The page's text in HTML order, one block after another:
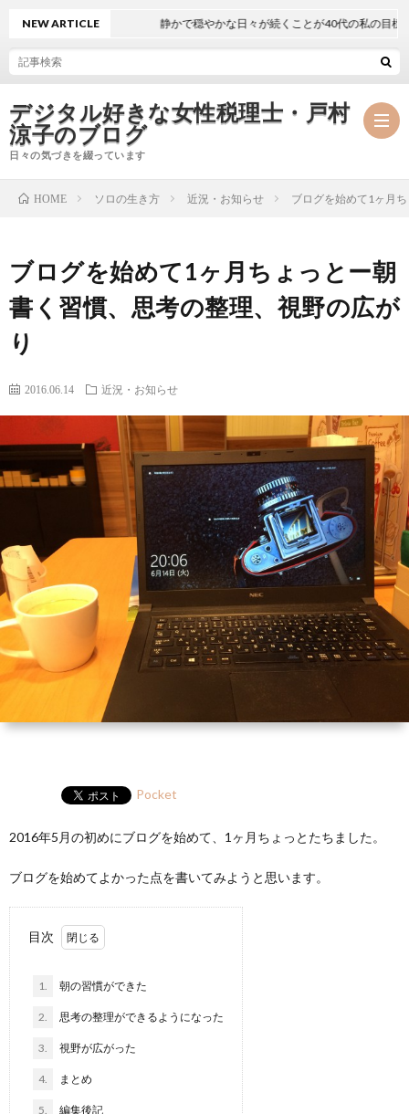
デジタル好きな女性税理士・戸村
涼子のブログ
日々の気づきを綴っています
ロ
フ
ー
ル
事
務
HP
メ
マ
ガ
筆
セ
ミ
ナ
ー・
講
NEW ARTICLE 静かで穏やかな日々が続くことが40代の私の目標
HOME ソロの生き方 近況・お知らせ ブログを始めて1ヶ月
ブログを始めて1ヶ月ちょっとー朝
書く習慣、思考の整理、視野の広が
り
2016.06.14 近況・お知らせ
Pocket
2016年5月の初めにブログを始めて、1ヶ月ちょっとたちました。
ブログを始めてよかった点を書いてみようと思います。
目次
1. 朝の習慣ができた
2. 思考の整理ができるようになった
3. 視野が広がった
4. まとめ
5. 編集後記